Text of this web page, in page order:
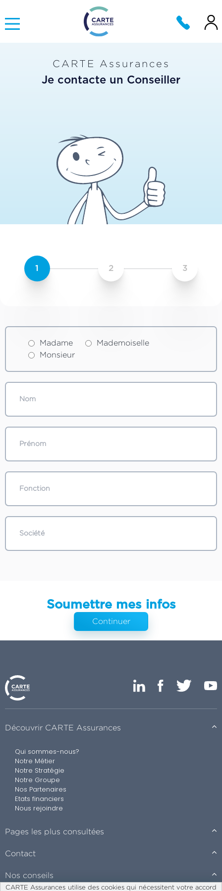
CARTE Assurances
Je contacte un Conseiller
1 2 3
Madame
Mademoiselle
Monsieur
Soumettre mes infos
Continuer
Découvrir CARTE Assurances
Qui sommes-nous?
Notre Métier
Notre Stratégie
Notre Groupe
Nos Partenaires
Etats financiers
Nous rejoindre
Pages les plus consultées
Contact
Nos conseils
CARTE Assurances utilise des cookies qui nécessitent votre accord